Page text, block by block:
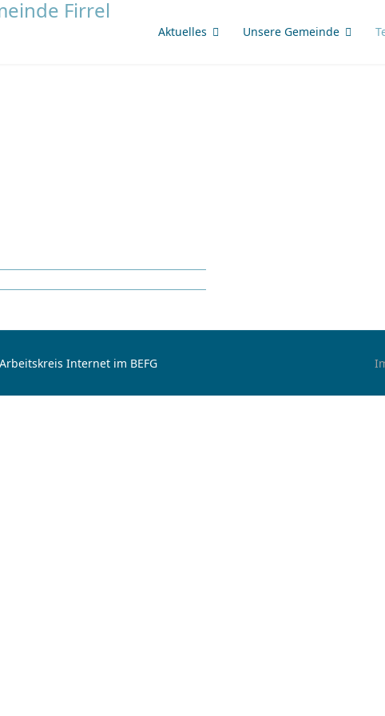
Aktuelles Unsere Gemeinde
Internet im BEFG